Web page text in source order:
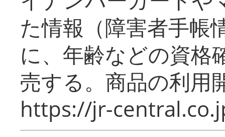
た情報（障害者手帳
に、年齢などの資格
売する。商品の利用
https://jr-